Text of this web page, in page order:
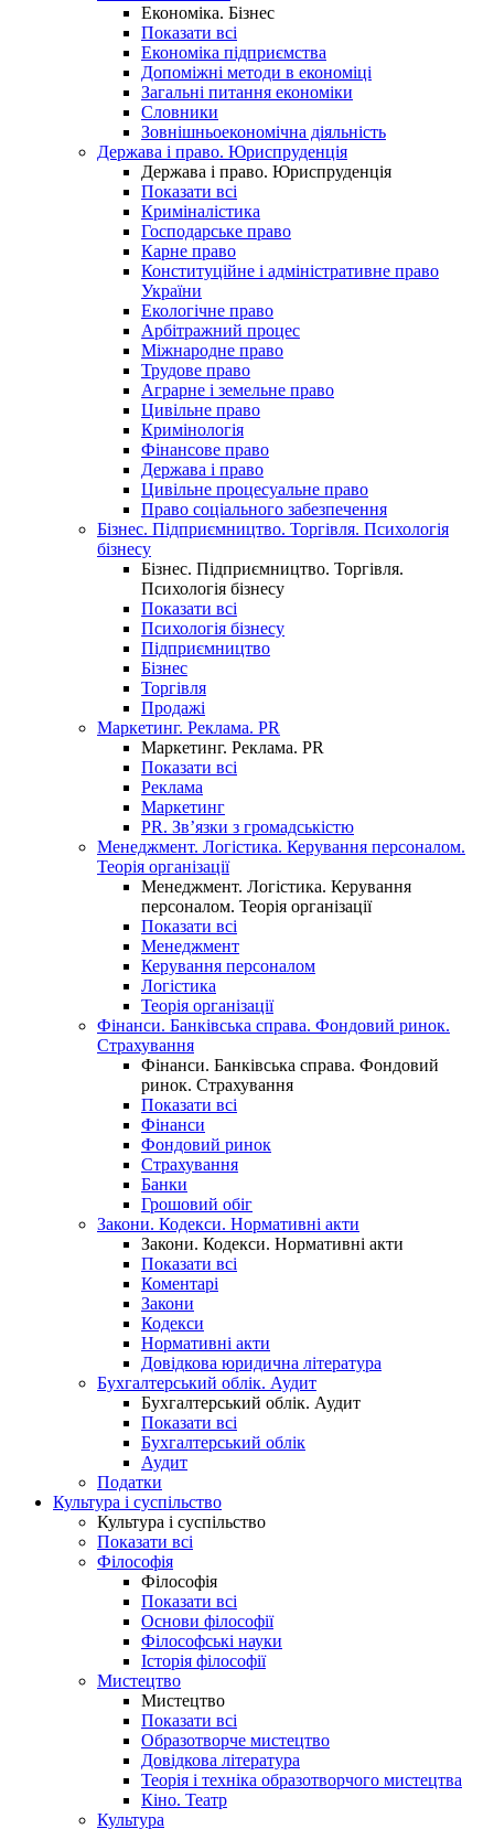
Економіка. Бізнес
Показати всі
Економіка підприємства
Допоміжні методи в економіці
Загальні питання економіки
Словники
Зовнішньоекономічна діяльність
Держава і право. Юриспруденція
Держава і право. Юриспруденція
Показати всі
Криміналістика
Господарське право
Карне право
Конституційне і адміністративне право
України
Екологічне право
Арбітражний процес
Міжнародне право
Трудове право
Аграрне і земельне право
Цивільне право
Кримінологія
Фінансове право
Держава і право
Цивільне процесуальне право
Право соціального забезпечення
Бізнес. Підприємництво. Торгівля. Психологія
бізнесу
Бізнес. Підприємництво. Торгівля.
Психологія бізнесу
Показати всі
Психологія бізнесу
Підприємництво
Бізнес
Торгівля
Продажі
Маркетинг. Реклама. PR
Маркетинг. Реклама. PR
Показати всі
Реклама
Маркетинг
PR. Зв’язки з громадськістю
Менеджмент. Логістика. Керування персоналом.
Теорія організації
Менеджмент. Логістика. Керування
персоналом. Теорія організації
Показати всі
Менеджмент
Керування персоналом
Логістика
Теорія організації
Фінанси. Банківська справа. Фондовий ринок.
Страхування
Фінанси. Банківська справа. Фондовий
ринок. Страхування
Показати всі
Фінанси
Фондовий ринок
Страхування
Банки
Грошовий обіг
Закони. Кодекси. Нормативні акти
Закони. Кодекси. Нормативні акти
Показати всі
Коментарі
Закони
Кодекси
Нормативні акти
Довідкова юридична література
Бухгалтерський облік. Аудит
Бухгалтерський облік. Аудит
Показати всі
Бухгалтерський облік
Аудит
Податки
Культура і суспільство
Культура і суспільство
Показати всі
Філософія
Філософія
Показати всі
Основи філософії
Філософські науки
Історія філософії
Мистецтво
Мистецтво
Показати всі
Образотворче мистецтво
Довідкова література
Теорія і техніка образотворчого мистецтва
Кіно. Театр
Культура